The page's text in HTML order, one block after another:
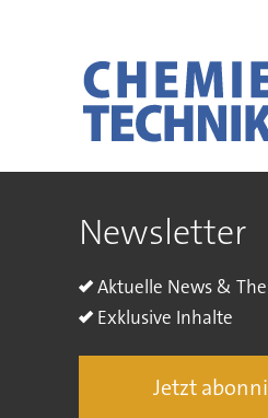
Newsletter
Aktuelle News &
Exklusive Inhalte
Jetzt